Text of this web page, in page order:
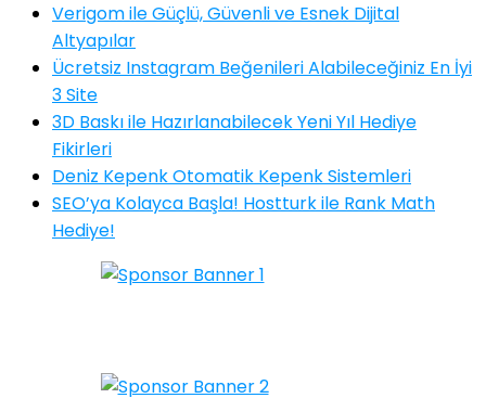
Verigom ile Güçlü, Güvenli ve Esnek Dijital
Altyapılar
Ücretsiz Instagram Beğenileri Alabileceğiniz En İyi
3 Site
3D Baskı ile Hazırlanabilecek Yeni Yıl Hediye
Fikirleri
Deniz Kepenk Otomatik Kepenk Sistemleri
SEO’ya Kolayca Başla! Hostturk ile Rank Math
Hediye!